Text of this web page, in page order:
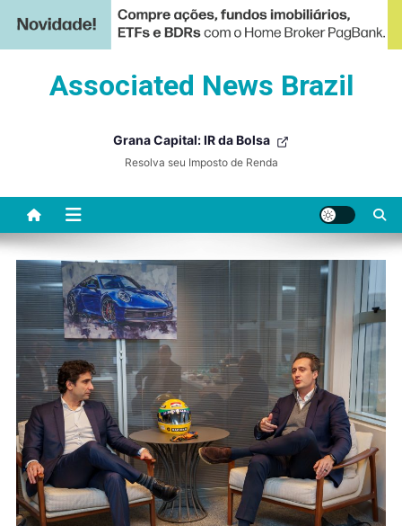
Associated News Brazil
Grana Capital: IR da Bolsa
Resolva seu Imposto de Renda